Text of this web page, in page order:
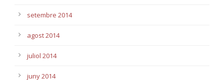
setembre 2014
agost 2014
juliol 2014
juny 2014